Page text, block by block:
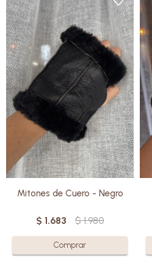
El exterior en cuero ovino
aporta protección y durabilidad,
mientras que el interior en lana
brinda suavidad, calidez y
respirabilidad, ayudando a
mantener la temperatura sin
exceso de humedad.
Una pieza simple, funcional y
hecha con materiales nobles.
Mitones de Cuero - Negro
$ 1.683 $ 1.980